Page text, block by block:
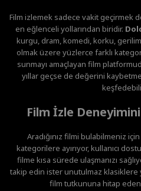
Film izlemek sadece vakit geçirmek
en eğlenceli yollarından biridir.
kurgu, dram, komedi, korku,
olmak üzere yüzlerce farklı
sunmayı amaçlayan film
yıllar geçse de değerini
Film İzle
Aradığınız filmi bulabilmeniz
kategorilere ayırıyor, kullanıcı
filme kısa sürede ulaşmanızı
takip edin ister unutulmaz klasiklere
film tutkununa hitap